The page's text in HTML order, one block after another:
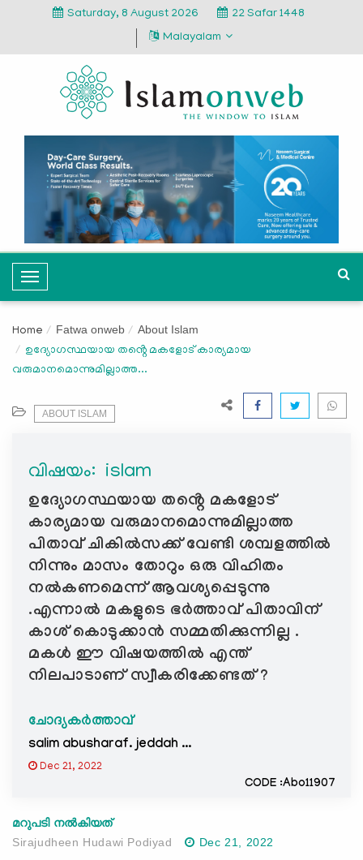
Saturday, 8 August 2026
22 Safar 1448
Malayalam
T
o
g
l
e
g
a
t
i
o
n
Home Fatwa onweb About Islam
ഉദ്യോഗസ്ഥയായ തൻ്റെ മകളോട് കാര്യമായ
വരുമാനമൊന്നുമില്ലാത്ത...
ABOUT ISLAM
വിഷയം: ‍ islam
ഉദ്യോഗസ്ഥയായ തൻ്റെ മകളോട്
കാര്യമായ വരുമാനമൊന്നുമില്ലാത്ത
പിതാവ് ചികിൽസക്ക് വേണ്ടി ശമ്പളത്തിൽ
നിന്നും മാസം തോറും ഒരു വിഹിതം
നൽകണമെന്ന് ആവശ്യപ്പെടുന്നു
.എന്നാൽ മകളുടെ ഭർത്താവ് പിതാവിന്
കാശ് കൊടുക്കാൻ സമ്മതിക്കുന്നില്ല .
മകൾ ഈ വിഷയത്തിൽ എന്ത്
നിലപാടാണ് സ്വീകരിക്കേണ്ടത് ?
ചോദ്യകർത്താവ്
salim abusharaf. jeddah ...
Dec 21, 2022
CODE :Abo11907
മറുപടി നൽകിയത്
Sirajudheen Hudawi Podiyad
Dec 21, 2022